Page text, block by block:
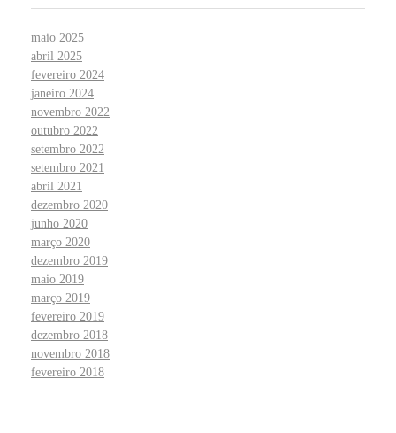
maio 2025
abril 2025
fevereiro 2024
janeiro 2024
novembro 2022
outubro 2022
setembro 2022
setembro 2021
abril 2021
dezembro 2020
junho 2020
março 2020
dezembro 2019
maio 2019
março 2019
fevereiro 2019
dezembro 2018
novembro 2018
fevereiro 2018